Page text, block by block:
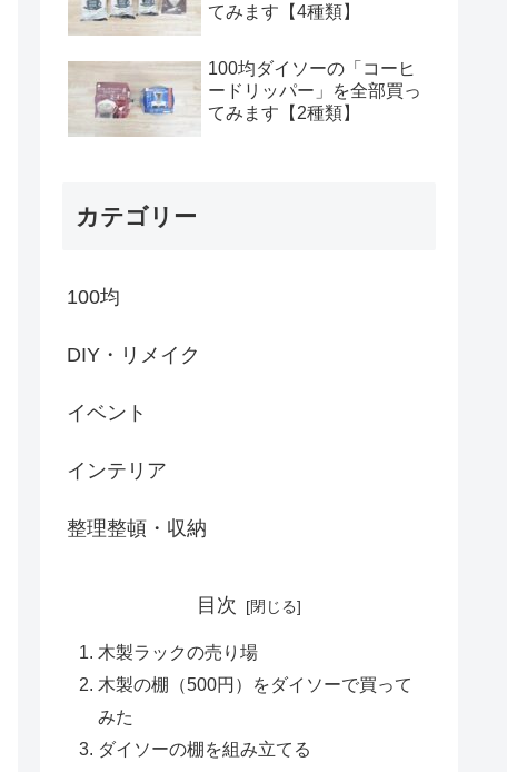
てみます【4種類】
100均ダイソーの「コーヒ
ードリッパー」を全部買っ
てみます【2種類】
カテゴリー
100均
DIY・リメイク
イベント
インテリア
整理整頓・収納
目次
木製ラックの売り場
木製の棚（500円）をダイソーで買って
みた
ダイソーの棚を組み立てる